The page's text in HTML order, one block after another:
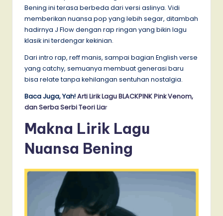
Bening ini terasa berbeda dari versi aslinya. Vidi
memberikan nuansa pop yang lebih segar, ditambah
hadirnya J Flow dengan rap ringan yang bikin lagu
klasik ini terdengar kekinian.
Dari intro rap, reff manis, sampai bagian English verse
yang catchy, semuanya membuat generasi baru
bisa relate tanpa kehilangan sentuhan nostalgia.
Baca Juga, Yah!Arti Lirik Lagu BLACKPINK Pink Venom,
dan Serba Serbi Teori Liar
Makna Lirik Lagu
Nuansa Bening